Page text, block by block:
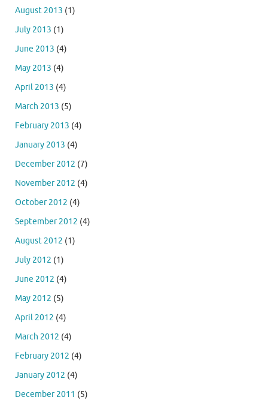
August 2013 (1)
July 2013 (1)
June 2013 (4)
May 2013 (4)
April 2013 (4)
March 2013 (5)
February 2013 (4)
January 2013 (4)
December 2012 (7)
November 2012 (4)
October 2012 (4)
September 2012 (4)
August 2012 (1)
July 2012 (1)
June 2012 (4)
May 2012 (5)
April 2012 (4)
March 2012 (4)
February 2012 (4)
January 2012 (4)
December 2011 (5)